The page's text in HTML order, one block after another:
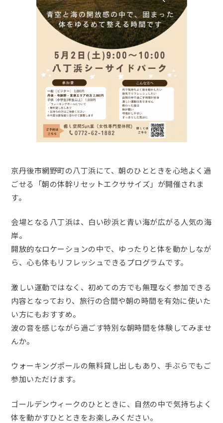
京丹後市網野町の八丁浜にて、朝のひとときを心地よく過
ごせる「朝の体幹リセットエクササイズ」が開催されま
す。
会場となる八丁浜は、白い砂浜と青い海が広がる人気の海
岸。
開放的なロケーションの中で、ゆったりと体を動かしなが
ら、心も体もリフレッシュできるプログラムです。
激しい運動ではなく、初めての方でも無理なく参加できる
内容となっており、旅行の合間や朝の時間を有効に使いた
い方にもおすすめ。
波の音を感じながら過ごす特別な朝時間を体験してみませ
んか。
ウォーキングポールの無料貸し出しもあり、手ぶらでもご
参加いただけます。
ゴールデンウィークのひとときに、自然の中で気持ちよく
体を動かすひとときをお楽しみください。